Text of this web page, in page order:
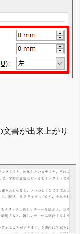
書が出来上がり